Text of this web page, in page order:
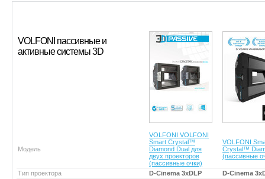
VOLFONI пассивные и
активные системы 3D
Модель
VOLFONI VOLFONI
Smart Crystal™
Diamond Dual для
двух проекторов
(пассивные очки)
VOLFONI
Crystal™
(пассивные
Тип проектора D-Cinema 3xDLP
D-Cinema